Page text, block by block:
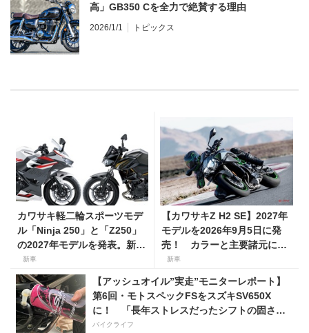
高」GB350 Cを全力で絶賛する理由
2026/1/1 トピックス
カワサキ軽二輪スポーツモデ
ル「Ninja 250」と「Z250」
の2027年モデルを発表。新カ
ラーを採用し9月5日より発
売！
新車
【カワサキZ H2 SE】2027年
モデルを2026年9月5日に発
売！ カラーと主要諸元に変
更はなく、価格は据え置きの
247万5000円！
新車
【アッシュオイル”実走”モニターレポート】
第6回・モトスペックFSをスズキSV650X
に！ 「長年ストレスだったシフトの固さが
コレのおかげで滑らかに！」
バイクライフ